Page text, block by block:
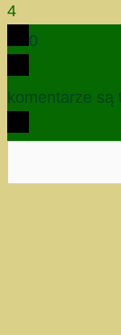
4
0
komentarze są